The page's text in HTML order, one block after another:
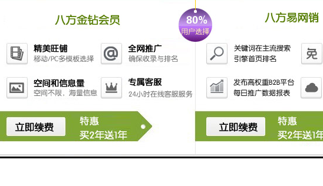
开发商 :深圳科能储能材料工程研究中心有限公司
物业管理 :深圳市卓越物业管理股份有限公司
总建筑面积 :139,180.40m2
办公建筑面积 :约94,000.00m2
建筑高度 :288.6m